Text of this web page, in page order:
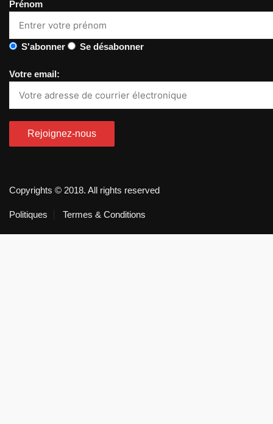
Prénom
S'abonner Se désabonner
Votre email:
Copyrights © 2018. All rights reserved
Politiques Termes & Conditions